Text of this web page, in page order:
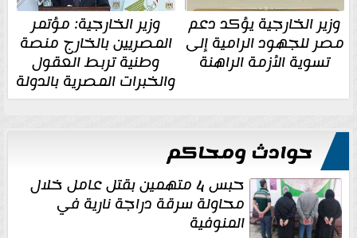
وزير الخارجية يؤكد دعم
مصر للجهود الرامية إلى
تسوية الأزمة الراهنة
وزير الخارجية: مؤتمر
المصريين بالخارج منصة
وطنية تربط العقول
والخبرات المصرية بالدولة
حوادث ومحاكم
حبس 4 متهمين بقتل عامل خلال
محاولة سرقة دراجة نارية في
المنوفية